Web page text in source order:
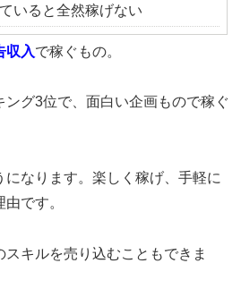
いると全然稼げない
収入で稼ぐもの。
グ3位で、面白い企画もので稼ぐ
になります。楽しく稼げ、手軽に
です。
キルを売り込むこともできま